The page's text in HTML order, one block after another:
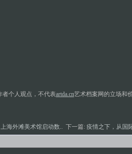
者个人观点，不代表artda.cn艺术档案网的立场和
上海外滩美术馆启动数.. 下一篇: 疫情之下，从国